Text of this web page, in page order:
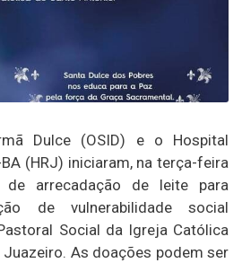
Dulce (OSID) e o Hospital
(HRJ) iniciaram, na terça-feira
de arrecadação de leite para
de vulnerabilidade social
Social da Igreja Católica
As doações podem ser